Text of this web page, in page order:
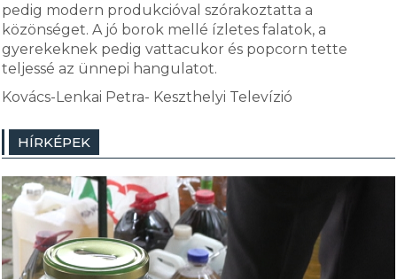
pedig modern produkcióval szórakoztatta a
közönséget. A jó borok mellé ízletes falatok, a
gyerekeknek pedig vattacukor és popcorn tette
teljessé az ünnepi hangulatot.
Kovács-Lenkai Petra- Keszthelyi Televízió
HÍRKÉPEK